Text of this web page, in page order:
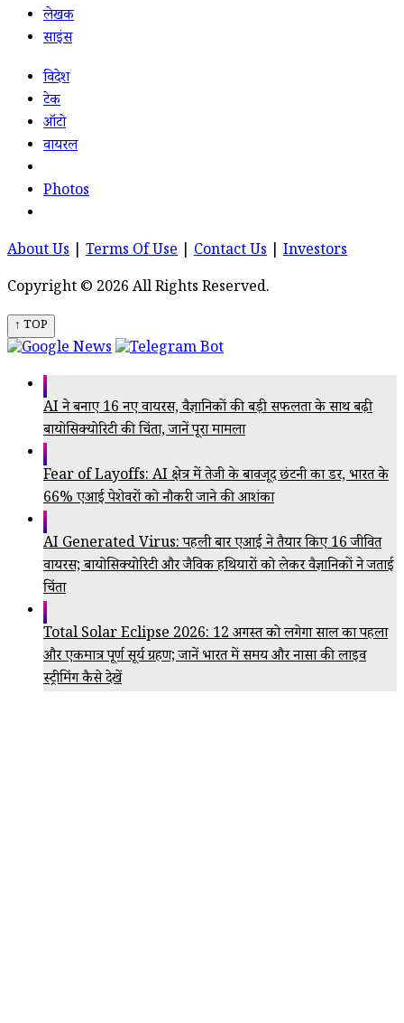
लेखक
साइंस
विदेश
टेक
ऑटो
वायरल
Photos
About Us Terms Of Use Contact Us
Investors
Copyright © 2026 All Rights Reserved.
↑ TOP
AI ने बनाए 16 नए वायरस, वैज्ञानिकों की बड़ी सफलता के साथ बढ़ी
बायोसिक्योरिटी की चिंता, जानें पूरा मामला
Fear of Layoffs: AI क्षेत्र में तेजी के बावजूद छंटनी का डर, भारत के
66% एआई पेशेवरों को नौकरी जाने की आशंका
AI Generated Virus: पहली बार एआई ने तैयार किए 16 जीवित
वायरस; बायोसिक्योरिटी और जैविक हथियारों को लेकर वैज्ञानिकों ने जताई
चिंता
Total Solar Eclipse 2026: 12 अगस्त को लगेगा साल का पहला
और एकमात्र पूर्ण सूर्य ग्रहण; जानें भारत में समय और नासा की लाइव
स्ट्रीमिंग कैसे देखें